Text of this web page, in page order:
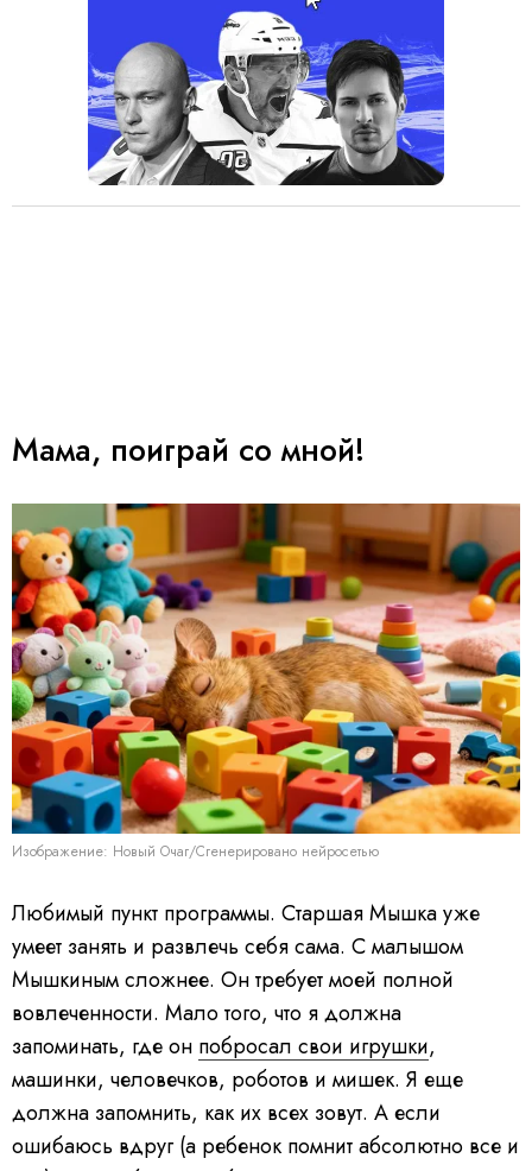
Мама, поиграй со мной!
Изображение: Новый Очаг/Сгенерировано нейросетью
Любимый пункт программы. Старшая Мышка уже
умеет занять и развлечь себя сама. С малышом
Мышкиным сложнее. Он требует моей полной
вовлеченности. Мало того, что я должна
запоминать, где он побросал свои игрушки,
машинки, человечков, роботов и мишек. Я еще
должна запомнить, как их всех зовут. А если
ошибаюсь вдруг (а ребенок помнит абсолютно все и